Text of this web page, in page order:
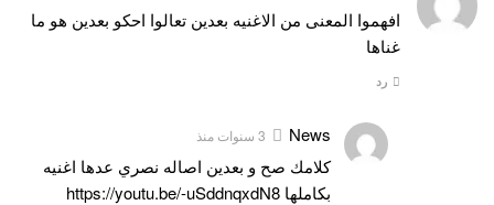
افهموا المعنى من الاغنيه بعدين تعالوا احكو بعدين هو ما
غناها
رد
News 3 سنوات منذ
كلامك صح و بعدين اصاله نصري عدها اغنيه
بكاملها https://youtu.be/-uSddnqxdN8